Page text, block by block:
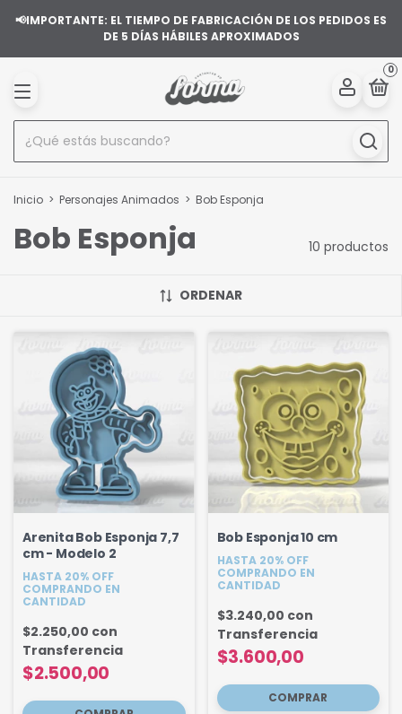
📢IMPORTANTE: EL TIEMPO DE FABRICACIÓN DE LOS PEDIDOS ES
DE 5 DÍAS HÁBILES APROXIMADOS
0
Inicio > Personajes Animados > Bob Esponja
Bob Esponja 10 productos
ORDENAR
Arenita Bob Esponja 7,7
cm - Modelo 2
HASTA 20% OFF
COMPRANDO EN
CANTIDAD
$2.500,00
$2.250,00 con
Transferencia
Bob Esponja 10 cm
HASTA 20% OFF
COMPRANDO EN
CANTIDAD
$3.600,00
$3.240,00 con
Transferencia